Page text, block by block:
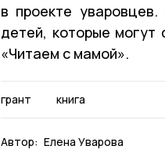
в проекте
детей, которые
«Читаем с мамой».
грант книга
Автор: Елена Уварова